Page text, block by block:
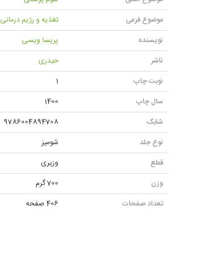
موضوع فرعی
تغذیه و رژیم درمانی
نویسنده
پریسا ویسی
ناشر
حیدری
نوبت چاپ
1
سال چاپ
1400
شابک
9786004894708
نوع جلد
شوميز
قطع
وزیری
وزن
700 گرم
تعداد صفحات
406 صفحه